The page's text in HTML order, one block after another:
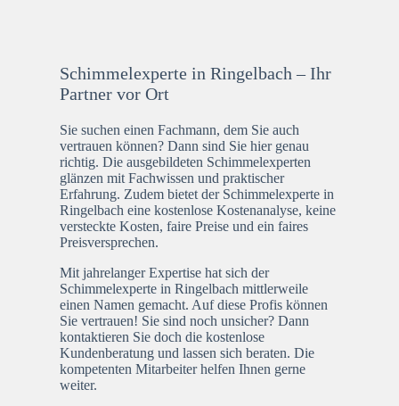
Schimmelexperte in Ringelbach – Ihr
Partner vor Ort
Sie suchen einen Fachmann, dem Sie auch
vertrauen können? Dann sind Sie hier genau
richtig. Die ausgebildeten Schimmelexperten
glänzen mit Fachwissen und praktischer
Erfahrung. Zudem bietet der Schimmelexperte in
Ringelbach eine kostenlose Kostenanalyse, keine
versteckte Kosten, faire Preise und ein faires
Preisversprechen.
Mit jahrelanger Expertise hat sich der
Schimmelexperte in Ringelbach mittlerweile
einen Namen gemacht. Auf diese Profis können
Sie vertrauen! Sie sind noch unsicher? Dann
kontaktieren Sie doch die kostenlose
Kundenberatung und lassen sich beraten. Die
kompetenten Mitarbeiter helfen Ihnen gerne
weiter.